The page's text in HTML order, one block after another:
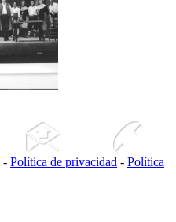
- Política de privacidad - Política